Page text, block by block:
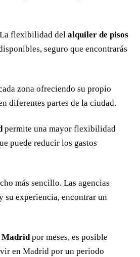
La flexibilidad del alquiler de pisos
seguro que encontrarás
zona ofreciendo su propio
diferentes partes de la ciudad.
permite una mayor flexibilidad
puede reducir los gastos
más sencillo. Las agencias
su experiencia, encontrar un
Madridpor meses, es posible
en Madrid por un periodo